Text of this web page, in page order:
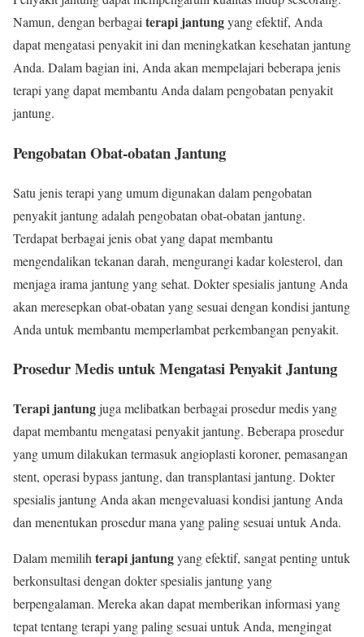
Namun, dengan berbagai terapi jantungyang efektif, Anda
dapat mengatasi penyakit ini dan meningkatkan kesehatan jantung
Anda. Dalam bagian ini, Anda akan mempelajari beberapa jenis
terapi yang dapat membantu Anda dalam pengobatan penyakit
jantung.
Pengobatan Obat-obatan Jantung
Satu jenis terapi yang umum digunakan dalam pengobatan
penyakit jantung adalah pengobatan obat-obatan jantung.
Terdapat berbagai jenis obat yang dapat membantu
mengendalikan tekanan darah, mengurangi kadar kolesterol, dan
menjaga irama jantung yang sehat. Dokter spesialis jantung Anda
akan meresepkan obat-obatan yang sesuai dengan kondisi jantung
Anda untuk membantu memperlambat perkembangan penyakit.
Prosedur Medis untuk Mengatasi Penyakit Jantung
Terapi jantungjuga melibatkan berbagai prosedur medis yang
dapat membantu mengatasi penyakit jantung. Beberapa prosedur
yang umum dilakukan termasuk angioplasti koroner, pemasangan
stent, operasi bypass jantung, dan transplantasi jantung. Dokter
spesialis jantung Anda akan mengevaluasi kondisi jantung Anda
dan menentukan prosedur mana yang paling sesuai untuk Anda.
Dalam memilih terapi jantungyang efektif, sangat penting untuk
berkonsultasi dengan dokter spesialis jantung yang
berpengalaman. Mereka akan dapat memberikan informasi yang
tepat tentang terapi yang paling sesuai untuk Anda, mengingat